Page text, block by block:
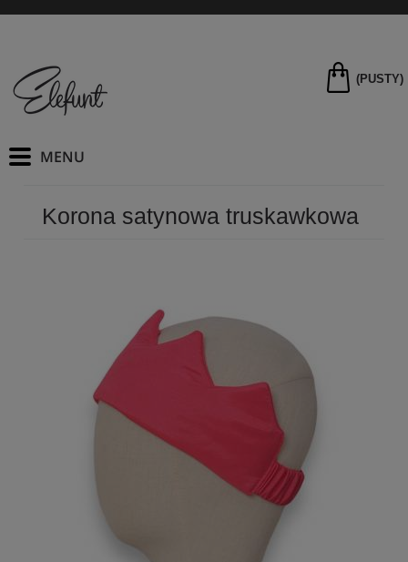
(PUSTY)
Korona satynowa truskawkowa